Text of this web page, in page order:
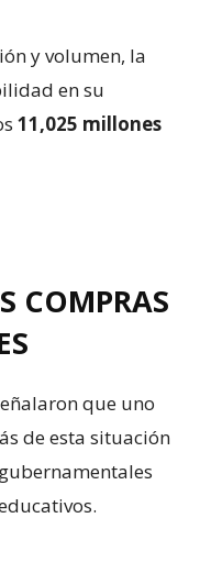
y volumen, la
en su
11,025 millones
COMPRAS
que uno
de esta situación